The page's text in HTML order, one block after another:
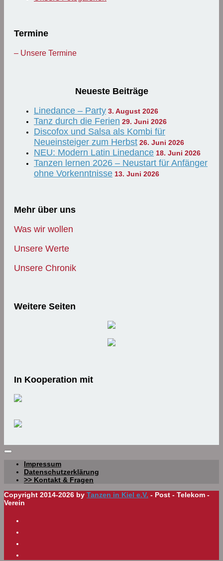
Termine
– Unsere Termine
Neueste Beiträge
Linedance – Party 3. August 2026
Tanz durch die Ferien 29. Juni 2026
Discofox und Salsa als Kombi für
Neueinsteiger zum Herbst 26. Juni 2026
NEU: Modern Latin Linedance 18. Juni 2026
Tanzen lernen 2026 – Neustart für Anfänger
ohne Vorkenntnisse 13. Juni 2026
Mehr über uns
Was wir wollen
Unsere Werte
Unsere Chronik
Weitere Seiten
In Kooperation mit
Impressum
Datenschutzerklärung
>> Kontakt & Fragen
Copyright 2014-2026 by Tanzen in Kiel e.V. - Post - Telekom -
Verein